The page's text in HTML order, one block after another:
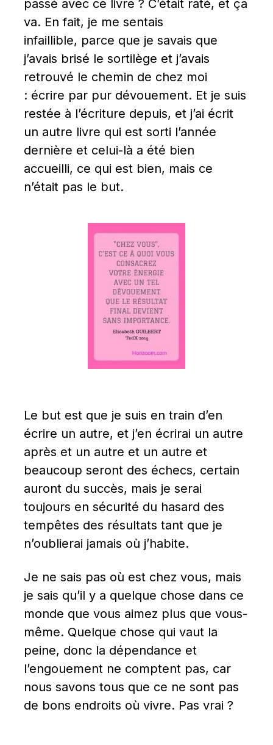
passé avec ce livre ? C’était raté, et ça
va. En fait, je me sentais
infaillible, parce que je savais que
j’avais brisé le sortilège et j’avais
retrouvé le chemin de chez moi
: écrire par pur dévouement. Et je suis
restée à l’écriture depuis, et j’ai écrit
un autre livre qui est sorti l’année
dernière et celui-là a été bien
accueilli, ce qui est bien, mais ce
n’était pas le but.
Le but est que je suis en train d’en
écrire un autre, et j’en écrirai un autre
après et un autre et un autre et
beaucoup seront des échecs, certain
auront du succès, mais je serai
toujours en sécurité du hasard des
tempêtes des résultats tant que je
n’oublierai jamais où j’habite.
Je ne sais pas où est chez vous, mais
je sais qu’il y a quelque chose dans ce
monde que vous aimez plus que vous-
même. Quelque chose qui vaut la
peine, donc la dépendance et
l’engouement ne comptent pas, car
nous savons tous que ce ne sont pas
de bons endroits où vivre. Pas vrai ?